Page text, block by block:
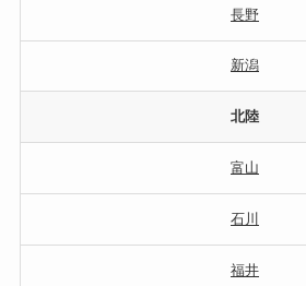
長野
新潟
北陸
富山
石川
福井